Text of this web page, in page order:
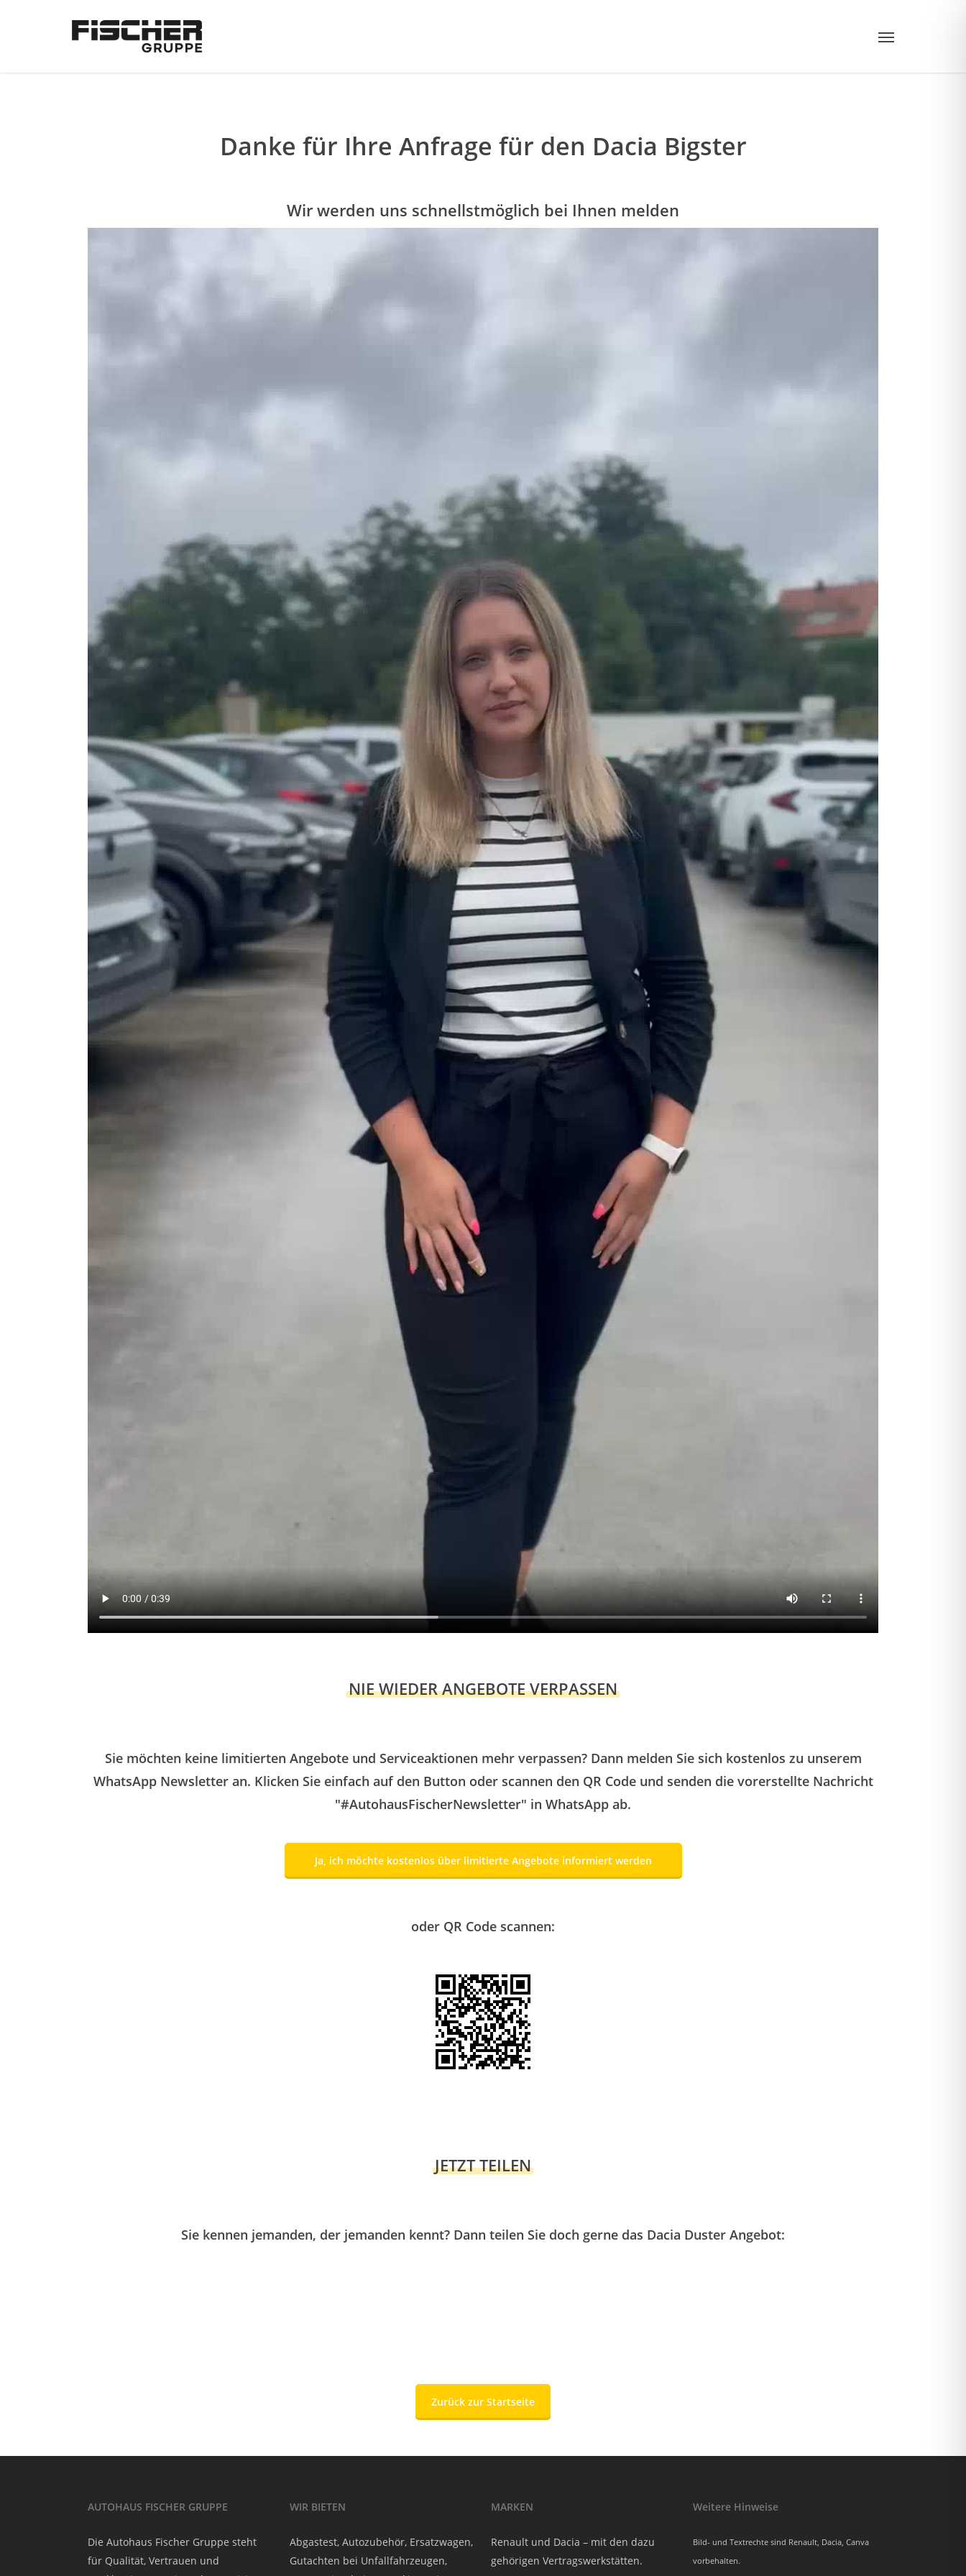
Menu
Danke für Ihre Anfrage für den Dacia Bigster
Wir werden uns schnellstmöglich bei Ihnen melden
NIE WIEDER ANGEBOTE VERPASSEN
Sie möchten keine limitierten Angebote und Serviceaktionen mehr verpassen? Dann melden Sie sich kostenlos zu unserem
WhatsApp Newsletter an. Klicken Sie einfach auf den Button oder scannen den QR Code und senden die vorerstellte Nachricht
"#AutohausFischerNewsletter" in WhatsApp ab.
Ja, ich möchte kostenlos über limitierte Angebote informiert werden
oder QR Code scannen:
JETZT TEILEN
Sie kennen jemanden, der jemanden kennt? Dann teilen Sie doch gerne das Dacia Duster Angebot:
Zurück zur Startseite
AUTOHAUS FISCHER GRUPPE
Die Autohaus Fischer Gruppe steht
für Qualität, Vertrauen und
WIR BIETEN
Abgastest, Autozubehör, Ersatzwagen,
Gutachten bei Unfallfahrzeugen,
MARKEN
Renault und Dacia – mit den dazu
gehörigen Vertragswerkstätten.
Weitere Hinweise
Bild- und Textrechte sind Renault, Dacia, Canva
vorbehalten.